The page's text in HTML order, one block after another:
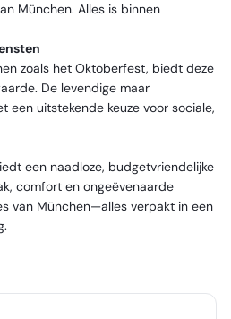
München. Alles is binnen
zoals het Oktoberfest, biedt deze
De levendige maar
een uitstekende keuze voor sociale,
een naadloze, budgetvriendelijke
comfort en ongeëvenaarde
van München—alles verpakt in een